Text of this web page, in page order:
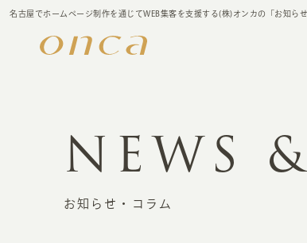
名古屋でホームページ制作を通じてWEB集客を支援する(株)オンカの「お知ら
NEWS
お知らせ・コラム